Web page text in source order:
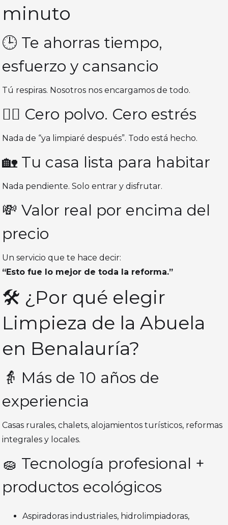
minuto
🕒 Te ahorras tiempo,
esfuerzo y cansancio
Tú respiras. Nosotros nos encargamos de todo.
🧘‍♀️ Cero polvo. Cero estrés
Nada de “ya limpiaré después”. Todo está hecho.
🏡 Tu casa lista para habitar
Nada pendiente. Solo entrar y disfrutar.
💸 Valor real por encima del
precio
Un servicio que te hace decir:
“Esto fue lo mejor de toda la reforma.”
🛠️ ¿Por qué elegir
Limpieza de la Abuela
en Benalauría?
👵 Más de 10 años de
experiencia
Casas rurales, chalets, alojamientos turísticos, reformas
integrales y locales.
🧽 Tecnología profesional +
productos ecológicos
Aspiradoras industriales, hidrolimpiadoras,